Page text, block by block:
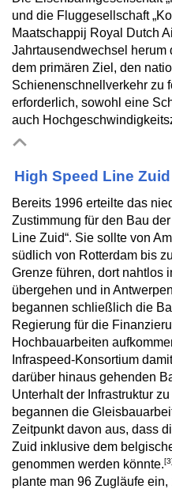
und die Fluggesellschaft
Maatschappij Royal Dutch
Jahrtausendwechsel herum
dem primären Ziel, den
Schienenschnellverkehr zu
erforderlich, sowohl eine
auch
High Speed Line
Bereits 1996 erteilte das
Zustimmung für den Bau
Line Zuid“. Sie sollte von
südlich von Rotterdam bis
Grenze führen, dort nahtlos
übergehen und in
begannen schließlich die
Regierung für die
Hochbauarbeiten
Infraspeed-Konsortium
darüber hinaus gehenden
Unterhalt der Infrastruktur
begannen die
Zeitpunkt davon aus, dass
Zuid inklusive dem
genommen werden könnte.[3]
plante man 96 Zugläufe